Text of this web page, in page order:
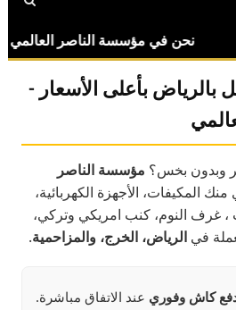
بأعلى الأسعار -
وبدون بخس؟ مؤسسة الناصر
المكيفات، الأجهزة الكهربائية،
، غرف النوم، كنب امريكي وتركي،
في الرياض، الخرج، والمزاحمية.
كاش وفوري عند الاتفاق مباشرة.